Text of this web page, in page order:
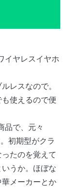
イヤレスイヤホ
レスなので。
使えるので便
品で、元々
初期型がクラ
たのを覚えて
うか。ほぼな
メーカーとか